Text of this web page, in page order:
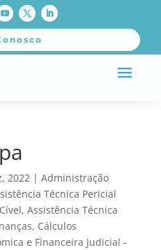
2022 | Administração
Técnica Pericial
, Assistência Técnica
, Cálculos
e Financeira Judicial -